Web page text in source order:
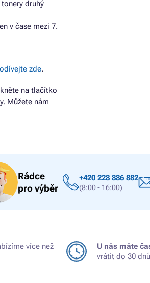
druhý
v čase mezi 7.
zde.
na tlačítko
Můžete nám
Rádce
pro výběr
+420 228 886 882
(8:00 - 16:00)
více než
U nás máte
vrátit do 30